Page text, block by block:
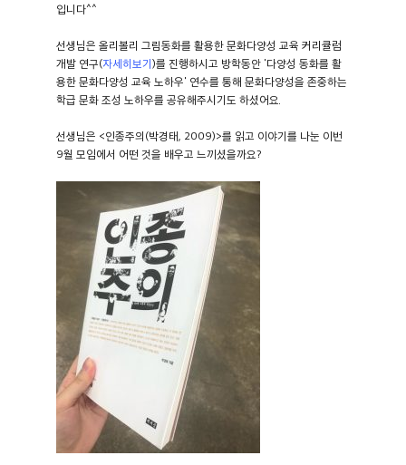
입니다^^
선생님은 올리볼리 그림동화를 활용한 문화다양성 교육 커리큘럼
개발 연구(자세히보기)를 진행하시고 방학동안 '다양성 동화를 활
용한 문화다양성 교육 노하우' 연수를 통해 문화다양성을 존중하는
학급 문화 조성 노하우를 공유해주시기도 하셨어요.
선생님은 <인종주의(박경태, 2009)>를 읽고 이야기를 나눈 이번
9월 모임에서 어떤 것을 배우고 느끼셨을까요?